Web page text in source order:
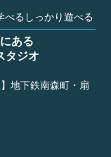
ある
タジオ
地下鉄南森町・扇